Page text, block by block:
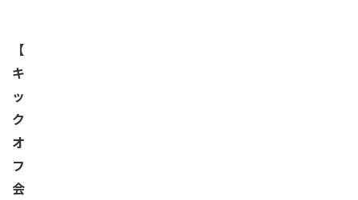
【
キ
ッ
ク
オ
フ
会